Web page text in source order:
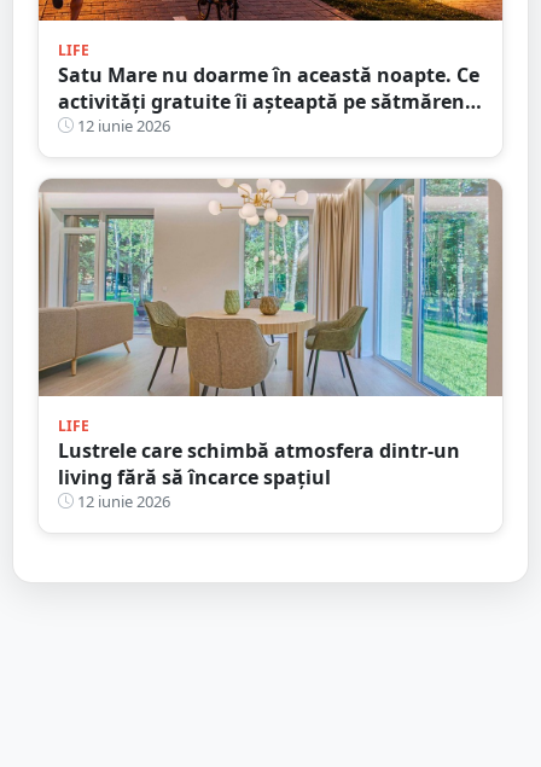
LIFE
Satu Mare nu doarme în această noapte. Ce
activități gratuite îi așteaptă pe sătmăreni
până la ora 1:00
12 iunie 2026
LIFE
Lustrele care schimbă atmosfera dintr-un
living fără să încarce spațiul
12 iunie 2026